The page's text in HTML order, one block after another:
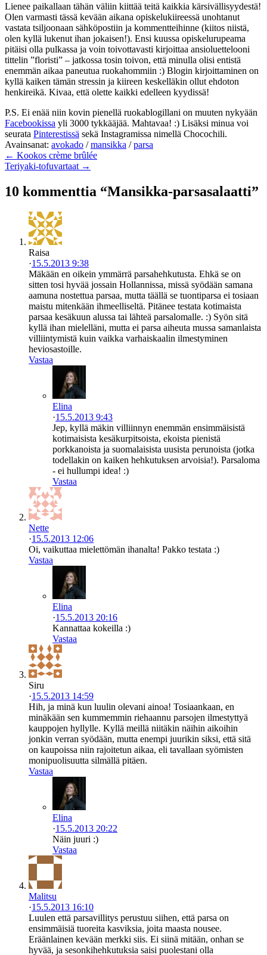
Lienee paikallaan tähän väliin kiittää teitä kaikkia kärsivällisyydestä!
Olen varmasti tässä kevään aikana opiskelukiireessä unohtanut
vastata tsiljoonaan sähköpostiin ja kommentteihinne (kiitos niistä,
olen kyllä lukenut ihan jokaisen!). Ensi kuussa opiskelurupeama
pitäisi olla pulkassa ja voin toivottavasti kirjoittaa ansioluettelooni
tittelin ”floristi” – jatkossa tosin toivon, että minulla olisi entistä
enemmän aikaa paneutua ruokahommiin :) Blogin kirjoittaminen on
kyllä kaiken tämän stressin ja kiireen keskelläkin ollut ehdoton
henkireikä. Kivaa, että olette kaikki edelleen kyydissä!
P.S. Ei enää niin kovin pienellä ruokablogillani on muuten nykyään
Facebookissa yli 3000 tykkääjää. Mahtavaa! :) Lisäksi minua voi
seurata Pinterestissä sekä Instagramissa nimellä Chocochili.
Avainsanat: avokado /mansikka /parsa
← Kookos crème brûlée
Teriyaki-tofuvartaat →
10 kommenttia “Mansikka-parsasalaatti”
Raisa
·15.5.2013 9:38
Mäkään en oikein ymmärrä parsahehkutusta. Ehkä se on
sitten tosi hyvää jossain Hollannissa, missä syödään samana
aamuna nostettua parsaa, mutta täällä se tuontiparsa ei tosiaan
maistu mitenkään ihmeelliseltä. Pitänee testata kotimaista
parsaa kesäkuun alussa tai lähteä parsalomalle. :) Syön sitä
kyllä ihan mielelläni, mutta ei parsa aiheuta mussa samanlaista
villiintymistä kuin vaikka varhaiskaalin ilmestyminen
heviosastoille.
Vastaa
Elina
·15.5.2013 9:43
Jep, kyllä mäkin villiinnyn enemmän ensimmäisistä
kotimaisista kesäkurpitsoista, ekoista pienistä
porkkanoista ja suomalaisista uusista perunoista (jotka
todellakin on kaiken hehkutuksen arvoisia!). Parsaloma
- ei hullumpi idea! :)
Vastaa
Nette
·15.5.2013 12:06
Oi, vaikuttaa mielettömän ihanalta! Pakko testata :)
Vastaa
Elina
·15.5.2013 20:16
Kannattaa kokeilla :)
Vastaa
Siru
·15.5.2013 14:59
Hih, ja minä kun luulin olevani ainoa! Tosiaankaan, en
minäkään sen kummemmin riehaannu parsojen ilmestyttyä
kauppojen hyllylle. Kyllä meillä niitäkin näihin aikoihin
jonkin verran syödään, mutta enempi juurikin siksi, että sitä
on kaupoissa niin rajoitetun aikaa, eli tavallaan syömisten
monipuolisuutta silmällä pitäen.
Vastaa
Elina
·15.5.2013 20:22
Näin juuri :)
Vastaa
Malitsu
·15.5.2013 16:10
Luulen että parsavillitys perustuu siihen, että parsa on
ensimmäisiä tuoreita kasviksia, joita maasta nousee.
Eräänlainen kevään merkki siis. Ei siinä mitään, onhan se
hyvää, ja sesonkihehkutuksia saisi puolestani olla